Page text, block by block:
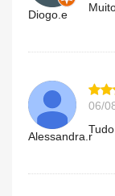
Diogo.e
Alessandra.r
06/